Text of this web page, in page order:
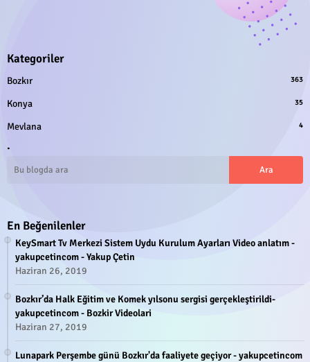
Kategoriler
Bozkır 363
Konya 35
Mevlana 4
.
En Beğenilenler
KeySmart Tv Merkezi Sistem Uydu Kurulum Ayarları Video anlatım -
yakupcetincom - Yakup Çetin
Haziran 26, 2019
Bozkır’da Halk Eğitim ve Komek yılsonu sergisi gerçekleştirildi-
yakupcetincom - Bozkir Videolari
Haziran 27, 2019
Lunapark Perşembe günü Bozkır'da faaliyete geçiyor - yakupcetincom